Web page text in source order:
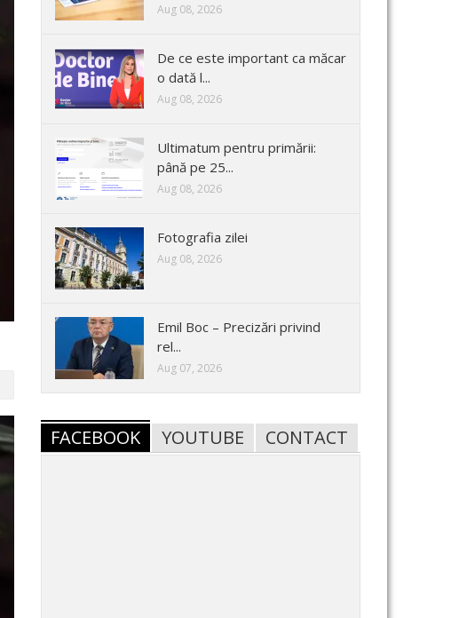
Aug 08, 2026
De ce este important ca măcar
o dată l...
Aug 08, 2026
Ultimatum pentru primării:
până pe 25...
Aug 08, 2026
Fotografia zilei
Aug 08, 2026
Emil Boc – Precizări privind
rel...
Aug 07, 2026
FACEBOOK YOUTUBE CONTACT